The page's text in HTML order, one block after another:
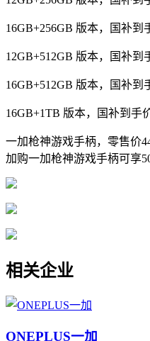
16GB+256GB 版本，国补到
12GB+512GB 版本，国补到
16GB+512GB 版本，国补到
16GB+1TB 版本，国补到手
一加枪神游戏手柄，零售价
加购一加枪神游戏手柄可享
相关企业
ONEPLUS一加